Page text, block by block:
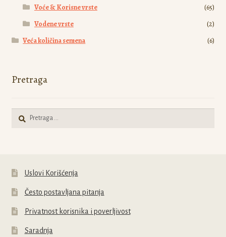
Voće & Korisne vrste
(65)
Vodene vrste
(2)
Veća količina semena
(6)
Pretraga
Pretraga
Uslovi Korišćenja
Često postavljana pitanja
Privatnost korisnika i poverljivost
Saradnja